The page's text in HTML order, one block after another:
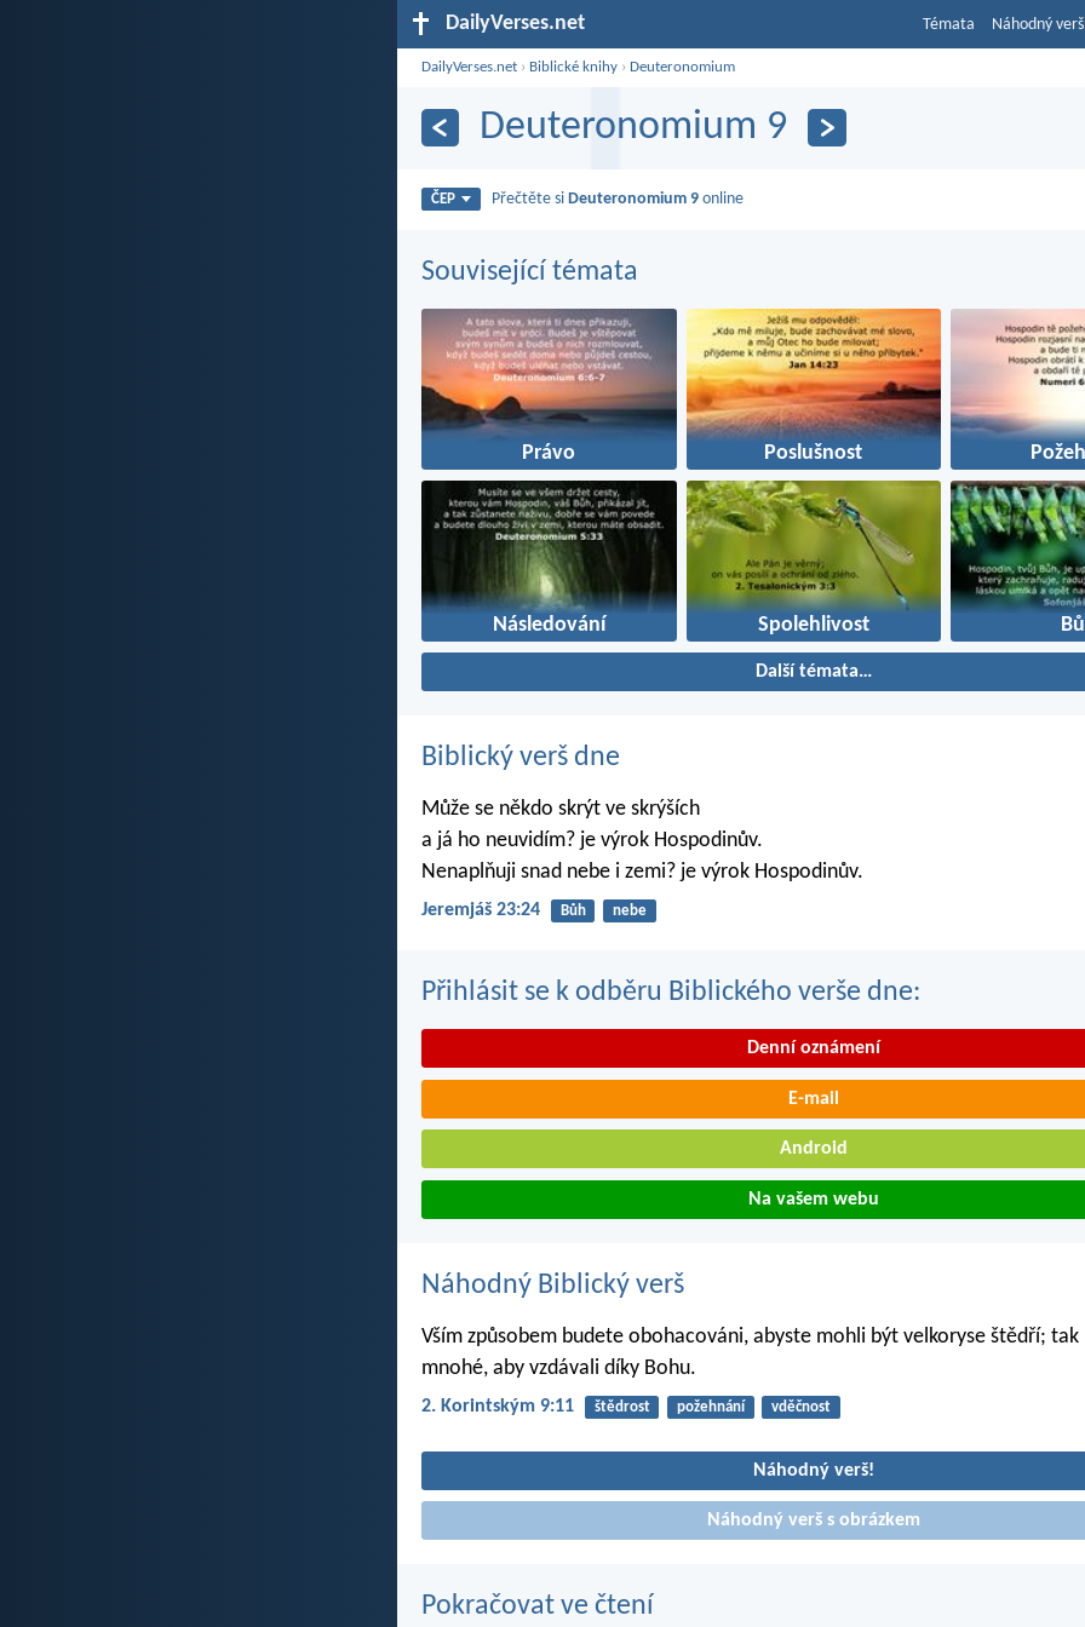
DailyVerses.net Témata Náhodný verš
DailyVerses.net › Biblické knihy ›Deuteronomium
Deuteronomium 9
ČEP Přečtěte si Deuteronomium 9 online
Související témata
Právo Poslušnost
Následování Spolehlivost
Další témata…
Biblický verš dne
Může se někdo skrýt ve skrýších
a já ho neuvidím? je výrok Hospodinův.
Nenaplňuji snad nebe i zemi? je výrok Hospodinův.
Jeremjáš 23:24 Bůh nebe
Přihlásit se k odběru Biblického verše dne:
Denní oznámení
E-mail
Android
Na vašem webu
Náhodný Biblický verš
Vším způsobem budete obohacováni, abyste mohli být velkoryse štědří; tak
mnohé, aby vzdávali díky Bohu.
2. Korintským 9:11 štědrost požehnání vděčnost
Náhodný verš!
Náhodný verš s obrázkem
Pokračovat ve čtení